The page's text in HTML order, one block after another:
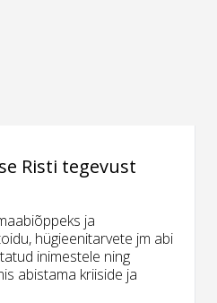
Risti tegevust
ja
hügieenitarvete jm abi
inimestele ning
abistama kriiside ja